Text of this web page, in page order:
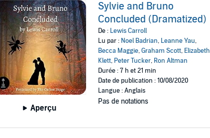
Aperçu
Sylvie and Bruno
Concluded (Dramatized)
De : Lewis Carroll
Lu par : Noel Badrian, Leanne Yau,
Becca Maggie,Graham Scott, Elizabeth
Klett, Peter Tucker, Ron Altman
Durée : 7 h et 21 min
Date de publication : 10/08/2020
Langue : Anglais
Pas de notations